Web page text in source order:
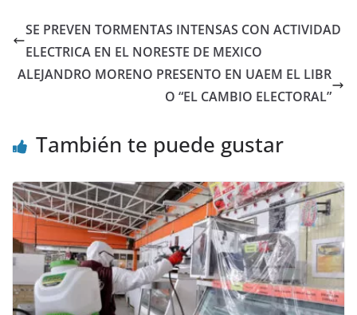
SE PREVEN TORMENTAS INTENSAS CON ACTIVIDAD
ELECTRICA EN EL NORESTE DE MEXICO
ALEJANDRO MORENO PRESENTO EN UAEM EL LIBR
O “EL CAMBIO ELECTORAL”
También te puede gustar